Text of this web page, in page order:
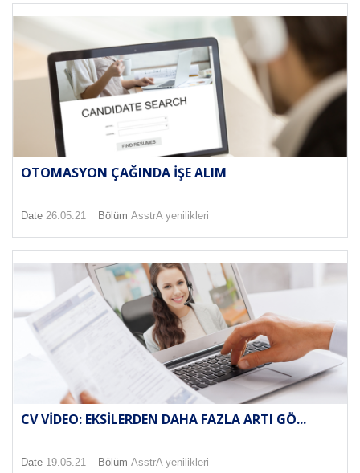
OTOMASYON ÇAĞINDA İŞE ALIM
Date 26.05.21 Bölüm AsstrA yenilikleri
CV VIDEO: EKSILERDEN DAHA FAZLA ARTI GÖ...
Date 19.05.21 Bölüm AsstrA yenilikleri